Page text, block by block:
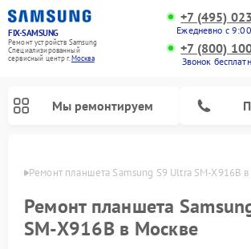
FIX-SAMSUNG
Ремонт устройств Samsung
Специализированный
cервисный центр г.Москва
+7 (495)
Ежедневно с
+7 (800)
Звонок
Мы ремонтируем
Ремонт планшета Samsung S9 Ultra SM-X916B
Ремонт планшета
SM-X916B в Москве